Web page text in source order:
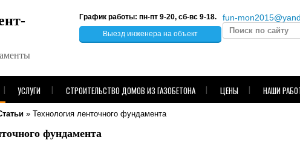
График работы: пн-пт 9-20, сб-вс 9-18.
Выезд инженера на объект
fun-
УСЛУГИ СТРОИТЕЛЬСТВО ДОМОВ ИЗ ГАЗОБЕТОНА ЦЕНЫ НАШИ
» Технология ленточного фундамента
фундамента